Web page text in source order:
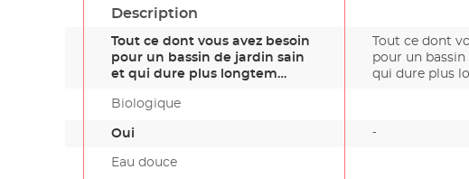
Description
Tout ce dont vous avez besoin
pour un bassin de jardin sain
et qui dure plus longtem…
Tout ce dont
pour un
qui dure plus
Biologique
Oui -
Eau douce